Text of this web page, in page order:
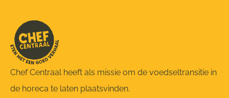
Chef Centraal heeft als missie om de voedseltransitie in
de horeca te laten plaatsvinden.